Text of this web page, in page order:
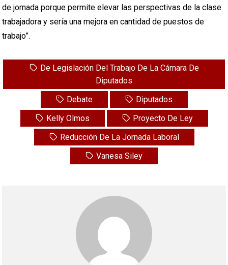
de jornada porque permite elevar las perspectivas de la clase
trabajadora y sería una mejora en cantidad de puestos de
trabajo”.
De Legislación Del Trabajo De La Cámara De
Diputados
Debate
Diputados
Kelly Olmos
Proyecto De Ley
Reducción De La Jornada Laboral
Vanesa Siley